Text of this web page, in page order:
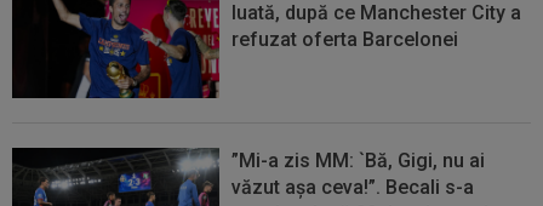
luată, după ce Manchester City a
refuzat oferta Barcelonei
”Mi-a zis MM: `Bă, Gigi, nu ai
văzut așa ceva!”. Becali s-a